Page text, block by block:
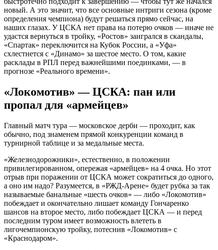
новый. А это значит, что все основные интриги сезона (кроме
определения чемпиона) будут решаться прямо сейчас, на
наших глазах. У ЦСКА нет права на потерю очков — иначе не
удастся вернуться в тройку, «Ростов» заигрался в скандалы,
«Спартак» переключится на Кубок России, а «Уфа»
схлестнется с «Динамо» за шестое место. О том, какие
расклады в РПЛ перед важнейшими поединками, — в
прогнозе «Реального времени».
«Локомотив» — ЦСКА: пан или
пропал для «армейцев»
Главный матч тура — московское дерби — проходит, как
обычно, под знаменем прямой конкуренции команд в
турнирной таблице и за медальные места.
«Железнодорожники», естественно, в положении
привилегированном, опережая «армейцев» на 4 очка. Но этот
отрыв при поражении от ЦСКА может сократиться до одного,
а оно им надо? Разумеется, в «РЖД-Арене» будет рубка за так
называемые банальные «шесть очков» — либо «Локомотив»
побеждает и окончательно лишает команду Гончаренко
шансов на второе место, либо побеждает ЦСКА — и перед
последним туром имеет возможность влететь в
лигочемпионскую тройку, потеснив «Локомотив» с
«Краснодаром».